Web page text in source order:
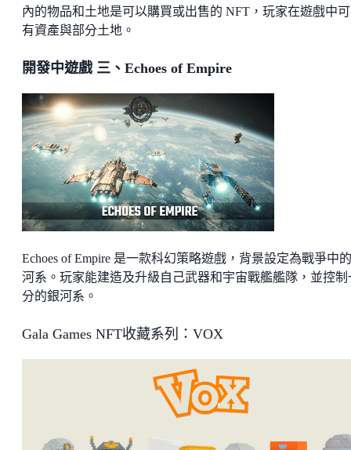
內的物品和土地是可以購買或出售的 NFT，玩家在遊戲中
有資產與部分土地。
開發中遊戲 三、Echoes of Empire
Echoes of Empire 是一款科幻策略遊戲，背景設定為戰爭中
河系。玩家能建造及升級自己武器和宇宙戰艦艦隊，並控制
分的銀河系。
Gala Games NFT收藏系列：VOX